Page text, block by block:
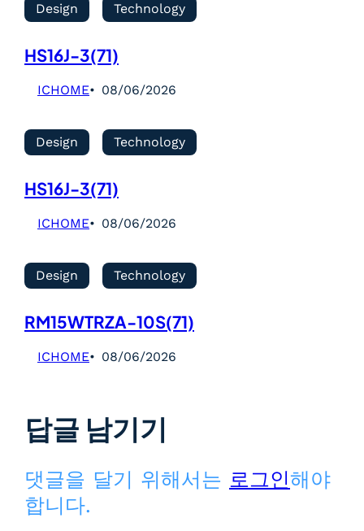
Design Technology
HS16J-3(71)
ICHOME 08/06/2026
Design Technology
HS16J-3(71)
ICHOME 08/06/2026
Design Technology
RM15WTRZA-10S(71)
ICHOME 08/06/2026
답글 남기기
댓글을 달기 위해서는 로그인해야
합니다.